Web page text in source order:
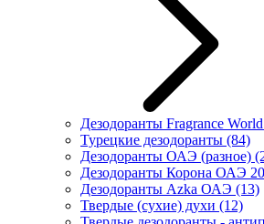
Дезодоранты Fragrance
Турецкие дезодоранты (84)
Дезодоранты ОАЭ (разное)
Дезодоранты Корона ОАЭ
Дезодоранты Azka ОАЭ (13)
Твердые (сухие) духи (12)